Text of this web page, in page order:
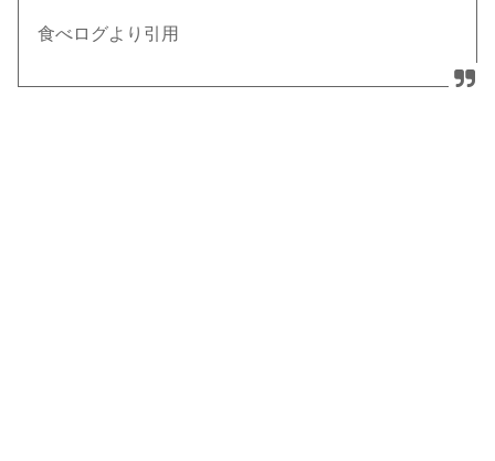
食べログより引用